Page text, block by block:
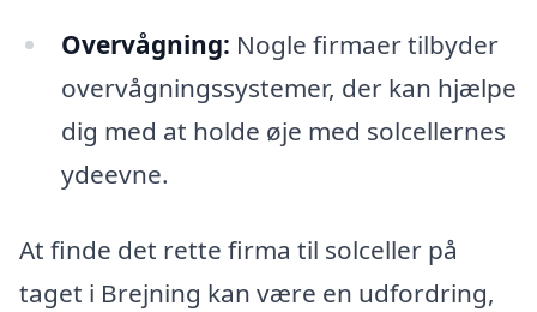
Overvågning: Nogle firmaer tilbyder
overvågningssystemer, der kan hjælpe
dig med at holde øje med solcellernes
ydeevne.
At finde det rette firma til solceller på
taget i Brejning kan være en udfordring,